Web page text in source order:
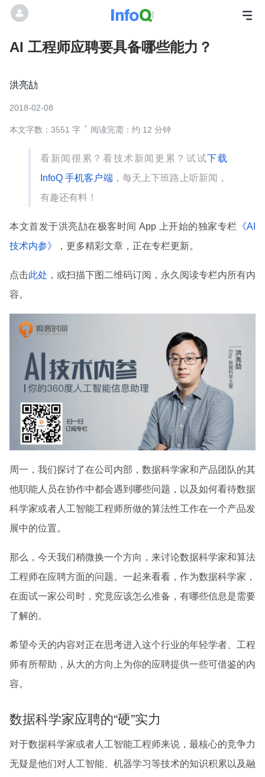
AI 工程师应聘要具备哪些能力？
洪亮劼
2018-02-08
本文字数：3551 字 阅读完需：约 12 分钟
看新闻很累？看技术新闻更累？试试下载
InfoQ 手机客户端，每天上下班路上听新闻，
有趣还有料！
本文首发于洪亮劼在极客时间 App 上开始的独家专栏 《AI
技术内参》
，更多精彩文章，正在专栏更新。
点击此处 ，或扫描下图二维码订阅，永久阅读专栏内所有内
容。
周一，我们探讨了在公司内部，数据科学家和产品团队的其
他职能人员在协作中都会遇到哪些问题，以及如何看待数据
科学家或者人工智能工程师所做的算法性工作在一个产品发
展中的位置。
那么，今天我们稍微换一个方向，来讨论数据科学家和算法
工程师在应聘方面的问题。一起来看看，作为数据科学家，
在面试一家公司时，究竟应该怎么准备，有哪些信息是需要
了解的。
希望今天的内容对正在思考进入这个行业的年轻学者、工程
师有所帮助，从大的方向上为你的应聘提供一些可借鉴的内
容。
数据科学家应聘的“硬”实力
对于数据科学家或者人工智能工程师来说，最核心的竞争力
无疑是他们对人工智能、机器学习等技术的知识积累以及融